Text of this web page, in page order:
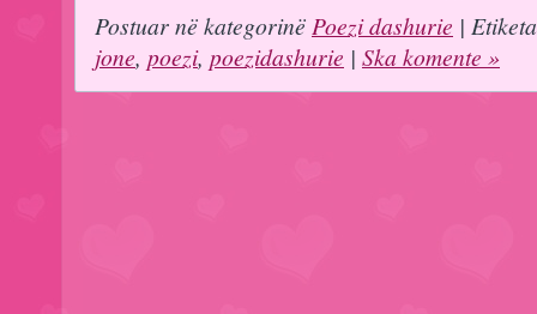
Postuar në kategorinë Poezi dashurie |
jone, poezi, poezidashurie | Ska komente »